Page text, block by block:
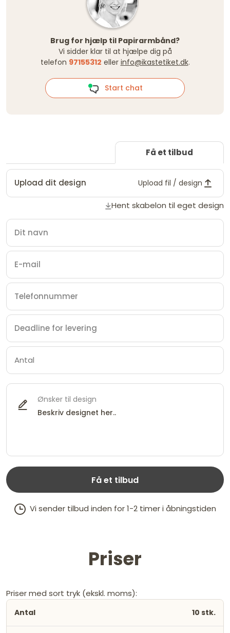
Brug for hjælp til Papirarmbånd?
Vi sidder klar til at hjælpe dig på
telefon 97155312 eller info@ikastetiket.dk.
Start chat
Få et tilbud
Upload dit design Upload fil / design
Hent skabelon til eget design
Ønsker til design
Få et tilbud
Vi sender tilbud inden for 1-2 timer i åbningstiden
Priser
Priser med sort tryk (ekskl. moms):
10 stk.